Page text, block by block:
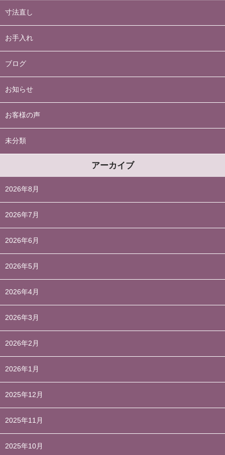
寸法直し
お手入れ
ブログ
お知らせ
お客様の声
未分類
アーカイブ
2026年8月
2026年7月
2026年6月
2026年5月
2026年4月
2026年3月
2026年2月
2026年1月
2025年12月
2025年11月
2025年10月